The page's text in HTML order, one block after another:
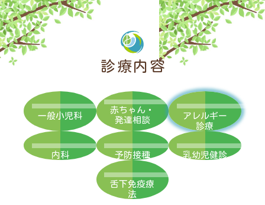
診療内容
一般小児科
赤ちゃん・
発達相談
アレルギー
診療
内科 予防接種 乳幼児健診
舌下免疫療
法